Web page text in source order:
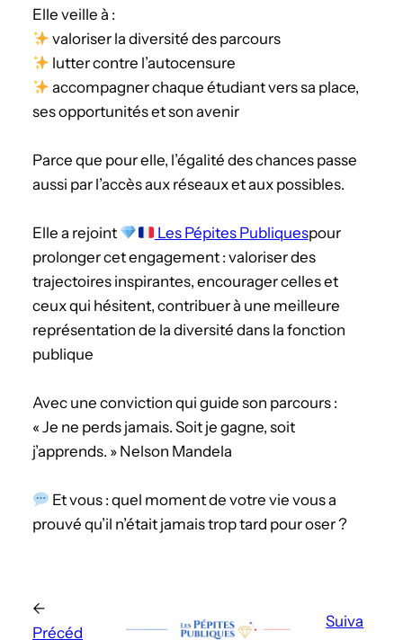
Elle veille à :
valoriser la diversité des parcours
lutter contre l’autocensure
accompagner chaque étudiant vers sa place,
ses opportunités et son avenir
Parce que pour elle, l’égalité des chances passe
aussi par l’accès aux réseaux et aux possibles.
Elle a rejoint Les Pépites Publiquespour
prolonger cet engagement : valoriser des
trajectoires inspirantes, encourager celles et
ceux qui hésitent, contribuer à une meilleure
représentation de la diversité dans la fonction
publique
Avec une conviction qui guide son parcours :
« Je ne perds jamais. Soit je gagne, soit
j’apprends. » Nelson Mandela
Et vous : quel moment de votre vie vous a
prouvé qu’il n’était jamais trop tard pour oser ?
←
Précéd
Suiva